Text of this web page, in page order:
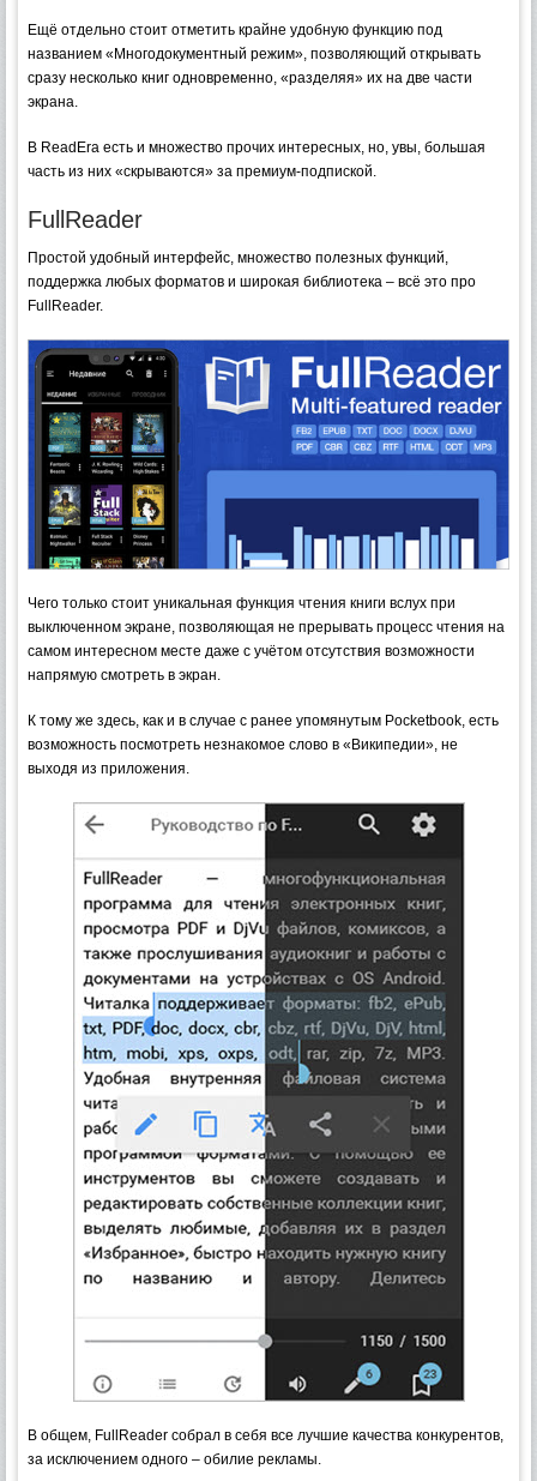
Ещё отдельно стоит отметить крайне удобную функцию под
названием «Многодокументный режим», позволяющий открывать
сразу несколько книг одновременно, «разделяя» их на две части
экрана.
В ReadEra есть и множество прочих интересных, но, увы, большая
часть из них «скрываются» за премиум-подпиской.
FullReader
Простой удобный интерфейс, множество полезных функций,
поддержка любых форматов и широкая библиотека – всё это про
FullReader.
Чего только стоит уникальная функция чтения книги вслух при
выключенном экране, позволяющая не прерывать процесс чтения на
самом интересном месте даже с учётом отсутствия возможности
напрямую смотреть в экран.
К тому же здесь, как и в случае с ранее упомянутым Pocketbook, есть
возможность посмотреть незнакомое слово в «Википедии», не
выходя из приложения.
В общем, FullReader собрал в себя все лучшие качества конкурентов,
за исключением одного – обилие рекламы.